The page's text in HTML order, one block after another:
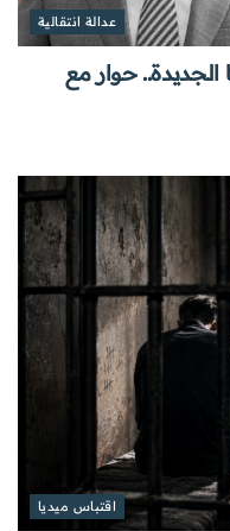
عدالة انتقالية
الجديدة.. حوار مع
اقتباس ميديا